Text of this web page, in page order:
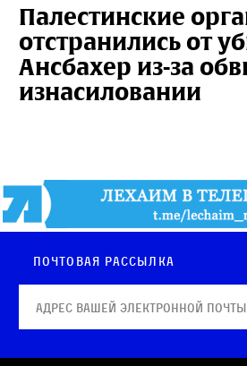
Палестинские
отстранились от
Ансбахер из-за
изнасиловании
Почтовая рассылка